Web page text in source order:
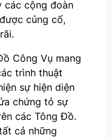
các cộng đoàn
củng cố,
Công Vụ mang
trình thuật
sự hiện diện
chứng tỏ sự
các Tông Đồ.
cả những